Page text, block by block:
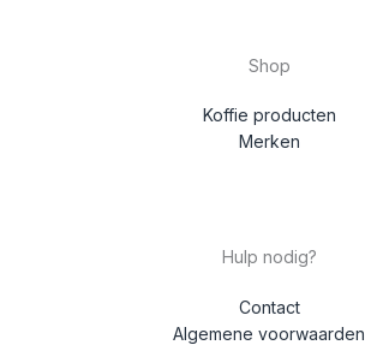
Shop
Koffie producten
Merken
Hulp nodig?
Contact
Algemene voorwaarden